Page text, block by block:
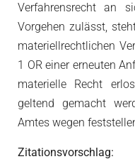
Verfahrensrecht an
Vorgehen zulässt,
materiellrechtlichen
1 OR einer erneuten
materielle Recht
geltend gemacht
Amtes wegen
Zitationsvorschlag: